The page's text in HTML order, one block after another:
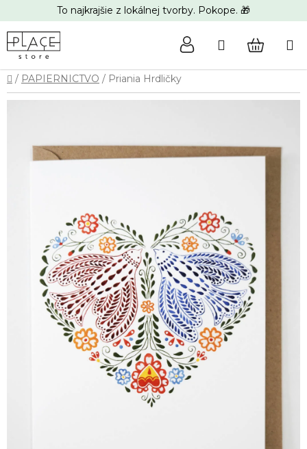
na
obsah
To najkrajšie z lokálnej tvorby. Pokope. 🎁
Hľadať
Domov
/ PAPIERNICTVO / Priania Hrdličky